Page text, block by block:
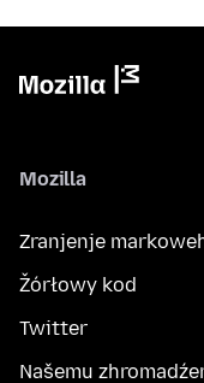
Mozilla
Zranjenje
Žórłowy kod
Twitter
Našemu